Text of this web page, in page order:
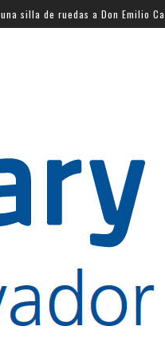
ruedas a Don Emilio Carabantes